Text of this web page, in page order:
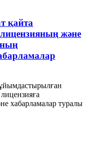
қайта
және
хабарламалар туралы